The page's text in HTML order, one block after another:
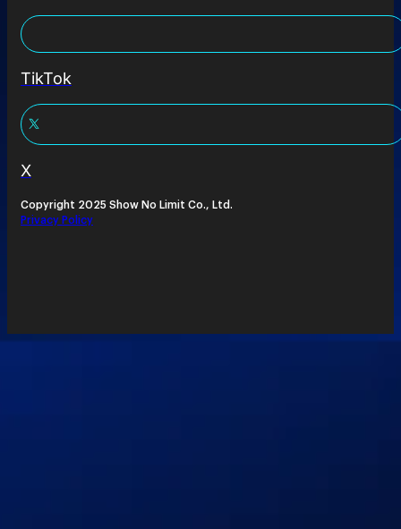
TikTok
X
Copyright 2025 Show No Limit Co., Ltd.
Privacy Policy